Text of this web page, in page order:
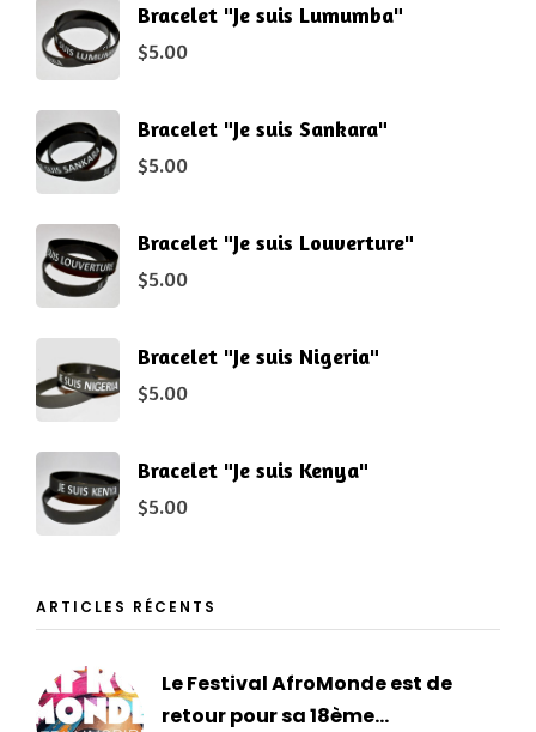
Bracelet "Je suis Lumumba"
$5.00
Bracelet "Je suis Sankara"
$5.00
Bracelet "Je suis Louverture"
$5.00
Bracelet "Je suis Nigeria"
$5.00
Bracelet "Je suis Kenya"
$5.00
ARTICLES RÉCENTS
Le Festival AfroMonde est de
retour pour sa 18ème...